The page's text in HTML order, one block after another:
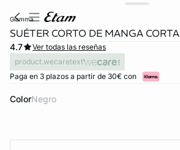
giamma
SUÉTER CORTO DE MANGA CORTA
4.7
Ver todas las reseñas
product.wecaretext
Paga en 3 plazos a partir de 30€ con
Color negro